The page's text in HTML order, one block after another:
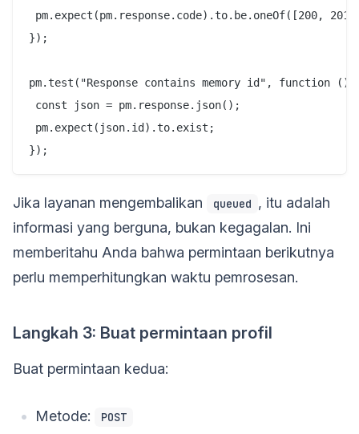
pm.expect(pm.response.code).to.be.oneOf([200,
});
pm.test("Response contains memory id", function ()
const json = pm.response.json();
pm.expect(json.id).to.exist;
Jika layanan mengembalikan queued , itu adalah
informasi yang berguna, bukan kegagalan. Ini
memberitahu Anda bahwa permintaan berikutnya
perlu memperhitungkan waktu pemrosesan.
Langkah 3: Buat permintaan profil
Buat permintaan kedua:
Metode: POST